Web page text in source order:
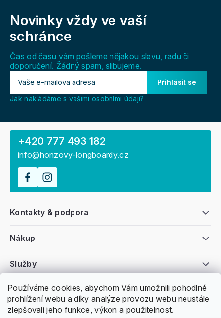
Používáme cookies, abychom Vám umožnili pohodlné
prohlížení webu a díky analýze provozu webu neustále
zlepšovali jeho funkce, výkon a použitelnost.
Novinky vždy ve vaší
schránce
Čas od času vám pošleme nějakou slevu, radu či
doporučení. Žádný spam, slibujeme.
Přihlásit se
Jak nakládáme s vašimi osobními údaji?
Všeobecné informace
Nákup
Kontakty & podpora
Služby
+420 777 493 182
info@honzovy-longboardy.cz